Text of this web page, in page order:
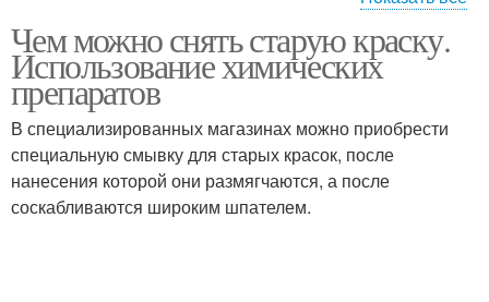
Краски с металла
поверхностей
Краска с бетона
Краска с металлических
ворот
Чем можно снять старую краску.
Использование химических
препаратов
В специализированных магазинах можно приобрести
специальную смывку для старых красок, после
нанесения которой они размягчаются, а после
соскабливаются широким шпателем.